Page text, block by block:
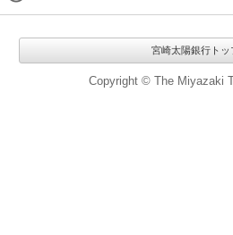
宮崎太陽銀行トッ
Copyright © The Miyazaki